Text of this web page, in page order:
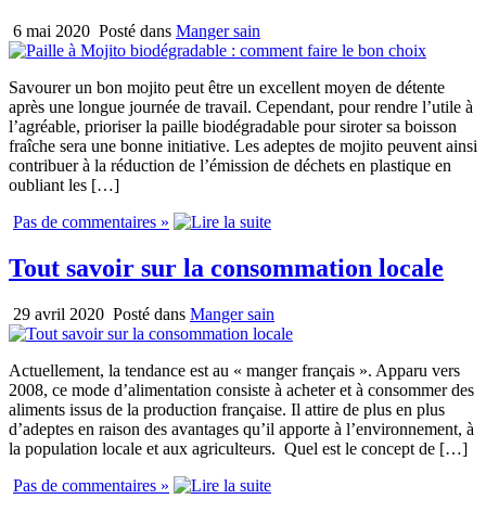
6 mai 2020 Posté dans Manger sain
Savourer un bon mojito peut être un excellent moyen de détente
après une longue journée de travail. Cependant, pour rendre l’utile à
l’agréable, prioriser la paille biodégradable pour siroter sa boisson
fraîche sera une bonne initiative. Les adeptes de mojito peuvent ainsi
contribuer à la réduction de l’émission de déchets en plastique en
oubliant les […]
Pas de commentaires »
Tout savoir sur la consommation locale
29 avril 2020 Posté dans Manger sain
Actuellement, la tendance est au « manger français ». Apparu vers
2008, ce mode d’alimentation consiste à acheter et à consommer des
aliments issus de la production française. Il attire de plus en plus
d’adeptes en raison des avantages qu’il apporte à l’environnement, à
la population locale et aux agriculteurs. Quel est le concept de […]
Pas de commentaires »